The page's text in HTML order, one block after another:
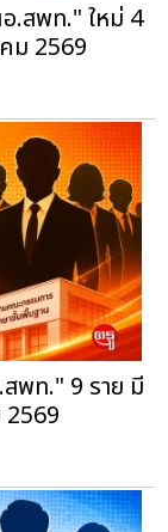
.สพท." ใหม่ 4
ม 2569
พท." 9 ราย มี